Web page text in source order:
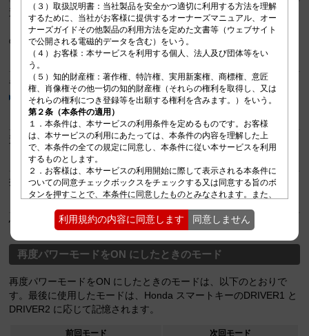
（３）取扱説明書：当社製品を安全かつ適切に利用する方法を理解
するために、当社がお客様に提供するオーナーズマニュアル、オー
ナーズガイドその他製品の利用方法を定めた文書等（ウェブサイト
で公開される電磁的データを含む）をいう。
（４）お客様：本サービスを利用する個人、法人及び団体等をい
う。
（５）知的財産権：著作権、特許権、実用新案権、商標権、意匠
権、肖像権その他一切の知的財産権（それらの権利を取得し、又は
第２条（本条件の適用）
１．本条件は、本サービスの利用条件を定めるものです。お客様
は、本サービスの利用にあたっては、本条件の内容を理解した上
で、本条件の全ての規定に同意し、本条件に従い本サービスを利用
するものとします。
２．お客様は、本サービスの利用開始に際して表示される本条件に
ついての同意チェックボックスをチェックする又は同意する旨のボ
タンを押すことで、本条件に同意したものとみなされます。また、
示される注意事項を確認するものとし、そのような注意事項が画面
上に表示されたとき以降、お客様が本サービスを利用した場合に
は、当該利用によりその記載内容に同意したものとみなされます。
３．本条件の内容と前項に定める注意事項その他本条件外における
本サービスの説明等とが異なる場合は、本条件の規定が優先して適
第３条（本サービスの運営）
１．当社は、本サービスのメンテナンスその他目的のために、お客
様に事前に通知することなく本サービスの内容の追加、変更、停
利用規約の内容に同意します 同意しません
運転状況などによってはモードの変更ができない場合があります。
また、車両に異常があるときなどもメッセージが表示されてモード
の変更ができません。
INDIVIDUALモード
各カテゴリーをご希望の設定に個別でカスタマイズできます。
INDIVIDUAL設定のカスタマイズ
SPORTモード
運転操作に対しての応答性を高めたモードです。
GT モード
操作性と快適性のバランスを最適化したモードです。
快適性を高めたモードです。
再度パワーモードをON にしたときのモード
再度パワーモードをON にしたときのモードは、以下のとおりで
す。最後に使用したモードは、Honda スマートキーのDRIVER1 と
DRIVER2 に応じて記憶されます。
前回モード 次回モード